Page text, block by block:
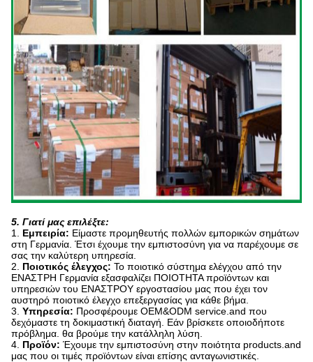
5. Γιατί μας επιλέξτε:
1. Εμπειρία: Είμαστε προμηθευτής πολλών εμπορικών σημάτων
στη Γερμανία. Έτσι έχουμε την εμπιστοσύνη για να παρέχουμε σε
σας την καλύτερη υπηρεσία.
2. Ποιοτικός έλεγχος: Το ποιοτικό σύστημα ελέγχου από την
ΕΝΑΣΤΡΗ Γερμανία εξασφαλίζει ΠΟΙΟΤΗΤΑ προϊόντων και
υπηρεσιών του ΕΝΑΣΤΡΟΥ εργοστασίου μας που έχει τον
αυστηρό ποιοτικό έλεγχο επεξεργασίας για κάθε βήμα.
3. Υπηρεσία: Προσφέρουμε OEM&ODM service.and που
δεχόμαστε τη δοκιμαστική διαταγή. Εάν βρίσκετε οποιοδήποτε
πρόβλημα. θα βρούμε την κατάλληλη λύση.
4. Προϊόν: Έχουμε την εμπιστοσύνη στην ποιότητα products.and
μας που οι τιμές προϊόντων είναι επίσης ανταγωνιστικές.